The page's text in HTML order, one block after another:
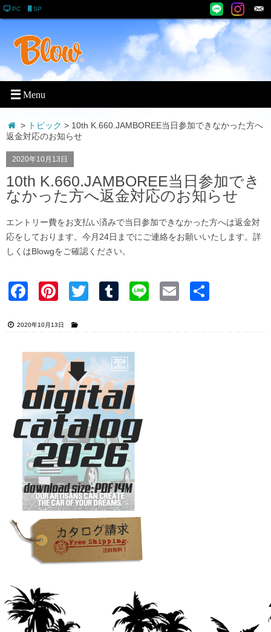
PC SP
> トピック > 10th K.660.JAMBOREE当日参加できなかった方へ
返金対応のお知らせ
2020年10月13日
10th K.660.JAMBOREE当日参加でき
なかった方へ返金対応のお知らせ
エントリー費をお支払い済みで当日参加できなかった方へは返金対
応をしております。今月24日までにご連絡をお願いいたします。詳
しくはBlowgをご確認ください。
Faceb Pinter Twitter Tumblr Line Email
2020年10月13日